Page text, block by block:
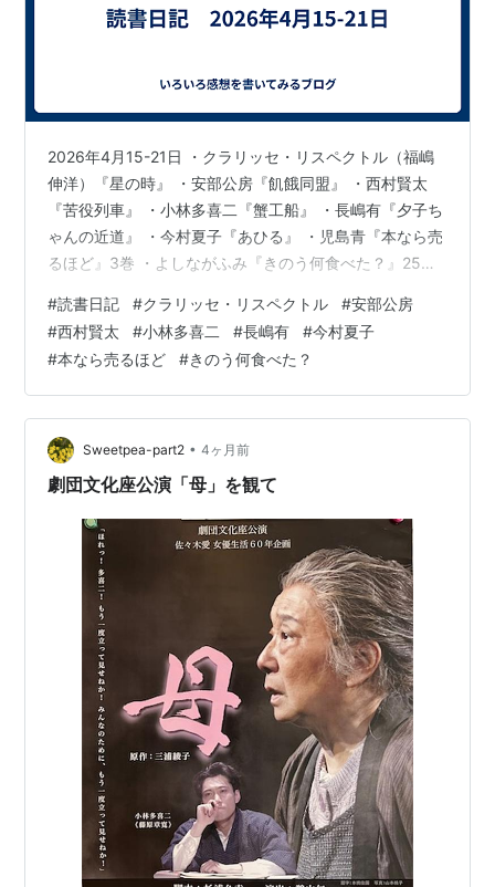
2026年4月15-21日 ・クラリッセ・リスペクトル（福嶋
伸洋）『星の時』 ・安部公房『飢餓同盟』 ・西村賢太
『苦役列車』 ・小林多喜二『蟹工船』 ・長嶋有『夕子ち
ゃんの近道』 ・今村夏子『あひる』 ・児島青『本なら売
るほど』3巻 ・よしながふみ『きのう何食べた？』25巻
#読書日記 #クラリッセ・リスペクトル #安部公房
#西村賢太 #小林多喜二 #長嶋有 #今村夏子
#本なら売るほど #きのう何食べた？
Sweetpea-part2 • 4ヶ月前
劇団文化座公演「母」を観て